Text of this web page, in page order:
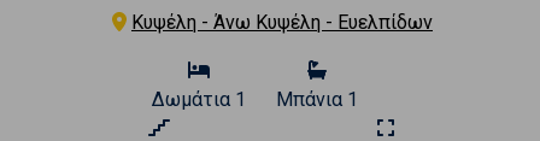
Κυψέλη - Άνω Κυψέλη - Ευελπίδων
Δωμάτια 1 Μπάνια 1